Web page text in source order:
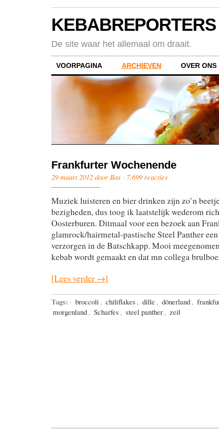
KEBABREPORTERS
De site waar het allemaal om draait.
VOORPAGINA ARCHIEVEN OVER ONS
Frankfurter Wochenende
29 maart 2012 door Bas · 7.699 reacties
Muziek luisteren en bier drinken zijn zo’n
bezigheden, dus toog ik laatstelijk wederom
Oosterburen. Ditmaal voor een bezoek aan
glamrock/hairmetal-pastische Steel Panther
verzorgen in de Batschkapp. Mooi
kebab wordt gemaakt en dat mn collega
[Lees verder →]
Tags: · broccoli , chiliflakes , dille , dönerland ,
morgenland , Scharfes , steel panther , zeil